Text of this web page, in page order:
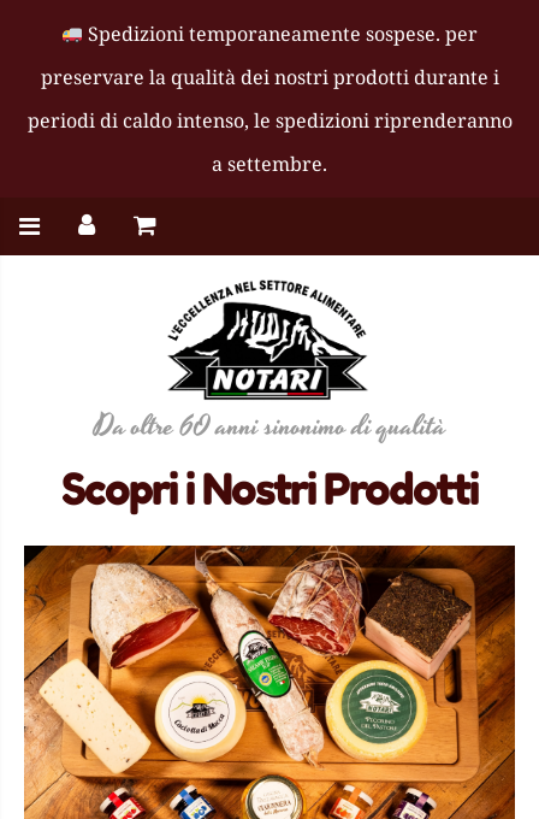
Spedizioni temporaneamente sospese. per
preservare la qualità dei nostri prodotti durante i
periodi di caldo intenso, le spedizioni riprenderanno
a settembre.
Da oltre 60 anni sinonimo di qualità
Scopri i Nostri Prodotti